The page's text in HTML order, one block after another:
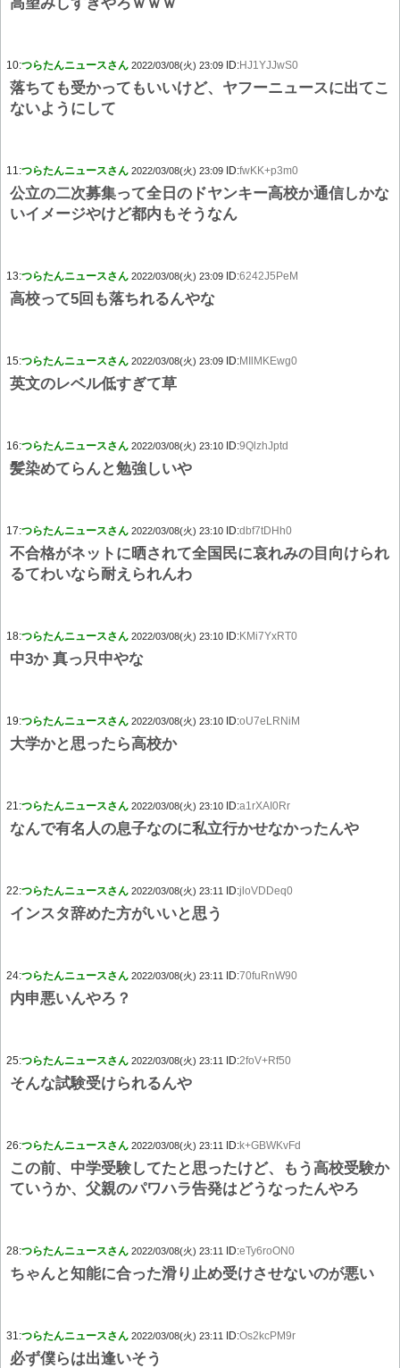
10:つらたんニュースさん 2022/03/08(火) 23:09 ID:HJ1YJJwS0
落ちても受かってもいいけど、ヤフーニュースに出てこ
ないようにして
11:つらたんニュースさん 2022/03/08(火) 23:09 ID:fwKK+p3m0
公立の二次募集って全日のドヤンキー高校か通信しかな
いイメージやけど都内もそうなん
13:つらたんニュースさん 2022/03/08(火) 23:09 ID:6242J5PeM
高校って5回も落ちれるんやな
15:つらたんニュースさん 2022/03/08(火) 23:09 ID:MIlMKEwg0
英文のレベル低すぎて草
16:つらたんニュースさん 2022/03/08(火) 23:10 ID:9QlzhJptd
髪染めてらんと勉強しいや
17:つらたんニュースさん 2022/03/08(火) 23:10 ID:dbf7tDHh0
不合格がネットに晒されて全国民に哀れみの目向けられ
るてわいなら耐えられんわ
18:つらたんニュースさん 2022/03/08(火) 23:10 ID:KMi7YxRT0
中3か 真っ只中やな
19:つらたんニュースさん 2022/03/08(火) 23:10 ID:oU7eLRNiM
大学かと思ったら高校か
21:つらたんニュースさん 2022/03/08(火) 23:10 ID:a1rXAI0Rr
なんで有名人の息子なのに私立行かせなかったんや
22:つらたんニュースさん 2022/03/08(火) 23:11 ID:jloVDDeq0
インスタ辞めた方がいいと思う
24:つらたんニュースさん 2022/03/08(火) 23:11 ID:70fuRnW90
内申悪いんやろ？
25:つらたんニュースさん 2022/03/08(火) 23:11 ID:2foV+Rf50
そんな試験受けられるんや
26:つらたんニュースさん 2022/03/08(火) 23:11 ID:k+GBWKvFd
この前、中学受験してたと思ったけど、もう高校受験か
ていうか、父親のパワハラ告発はどうなったんやろ
28:つらたんニュースさん 2022/03/08(火) 23:11 ID:eTy6roON0
ちゃんと知能に合った滑り止め受けさせないのが悪い
31:つらたんニュースさん 2022/03/08(火) 23:11 ID:Os2kcPM9r
必ず僕らは出逢いそう